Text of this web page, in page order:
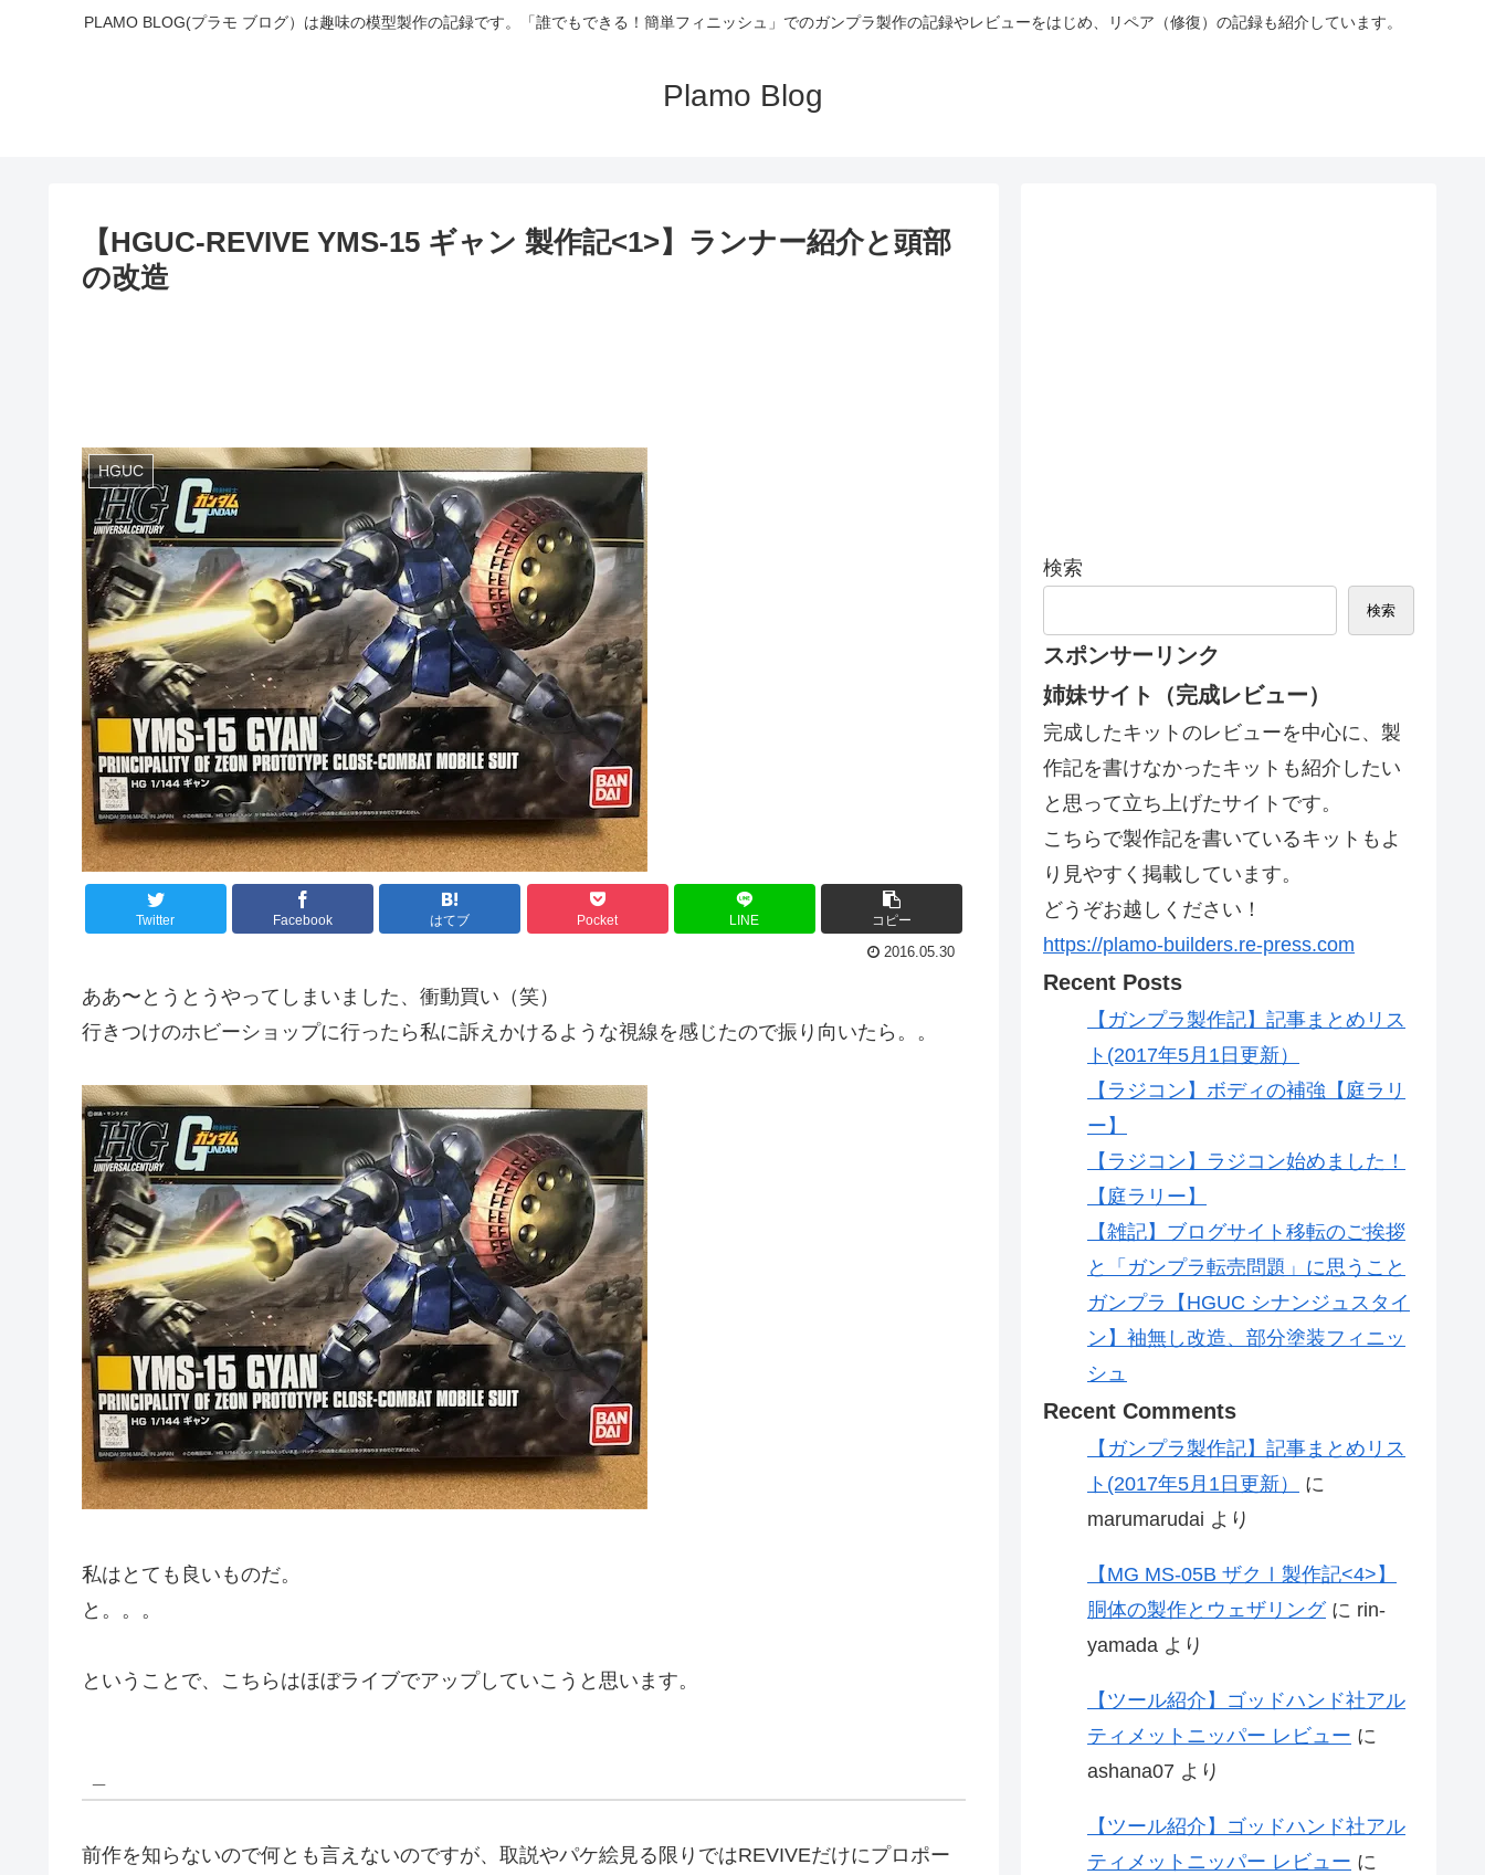
PLAMO BLOG(プラモ ブログ）は趣味の模型製作の記録です。「誰でもできる！簡単フィニッシュ」でのガンプラ製作の記録やレビューをはじめ、リペア（修復）の記録も紹介しています。
Plamo Blog
【HGUC-REVIVE YMS-15 ギャン 製作記<1>】ランナー紹介と頭部
の改造
HGUC
Twitter Facebook はてブ Pocket LINE コピー
2016.05.30
ああ〜とうとうやってしまいました、衝動買い（笑）
行きつけのホビーショップに行ったら私に訴えかけるような視線を感じたので振り向いたら。。
私はとても良いものだ。
と。。。
ということで、こちらはほぼライブでアップしていこうと思います。
前作を知らないので何とも言えないのですが、取説やパケ絵見る限りではREVIVEだけにプロポー
検索
検索
スポンサーリンク
姉妹サイト（完成レビュー）
完成したキットのレビューを中心に、製
作記を書けなかったキットも紹介したい
と思って立ち上げたサイトです。
こちらで製作記を書いているキットもよ
り見やすく掲載しています。
どうぞお越しください！
https://plamo-builders.re-press.com
Recent Posts
【ガンプラ製作記】記事まとめリス
ト(2017年5月1日更新）
【ラジコン】ボディの補強【庭ラリ
ー】
【ラジコン】ラジコン始めました！
【庭ラリー】
【雑記】ブログサイト移転のご挨拶
と「ガンプラ転売問題」に思うこと
ガンプラ【HGUC シナンジュスタイ
ン】袖無し改造、部分塗装フィニッ
シュ
Recent Comments
【ガンプラ製作記】記事まとめリス
ト(2017年5月1日更新）
に
marumarudai より
【MG MS-05B ザクⅠ製作記<4>】
胴体の製作とウェザリングに rin-
yamada より
【ツール紹介】ゴッドハンド社アル
ティメットニッパー レビュー に
ashana07 より
【ツール紹介】ゴッドハンド社アル
ティメットニッパー レビュー に